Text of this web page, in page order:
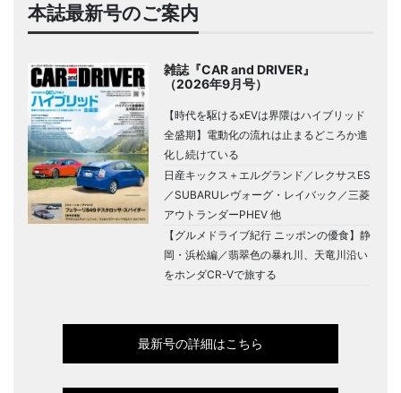
本誌最新号のご案内
雑誌『CAR and DRIVER』
（2026年9月号）
【時代を駆けるxEVは界隈はハイブリッド
全盛期】電動化の流れは止まるどころか進
化し続けている
日産キックス＋エルグランド／レクサスES
／SUBARUレヴォーグ・レイバック／三菱
アウトランダーPHEV 他
【グルメドライブ紀行 ニッポンの優食】静
岡・浜松編／翡翠色の暴れ川、天竜川沿い
をホンダCR-Vで旅する
最新号の詳細はこちら